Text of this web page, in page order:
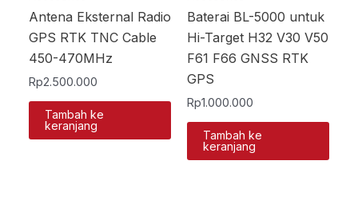
Antena Eksternal Radio
GPS RTK TNC Cable
450-470MHz
Rp2.500.000
Tambah ke
keranjang
Baterai BL-5000 untuk
Hi-Target H32 V30 V50
F61 F66 GNSS RTK
GPS
Rp1.000.000
Tambah ke
keranjang